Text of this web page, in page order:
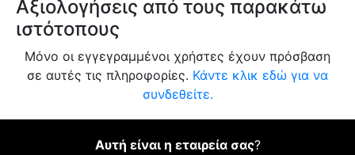
Αξιολογήσεις από τους παρακάτω
ιστότοπους
Μόνο οι εγγεγραμμένοι χρήστες έχουν πρόσβαση
σε αυτές τις πληροφορίες. Κάντε κλικ εδώ για να
συνδεθείτε.
Αυτή είναι η εταιρεία σας?